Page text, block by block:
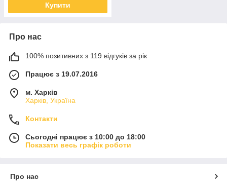
Купити
Про нас
100% позитивних з 119 відгуків за рік
Працює з 19.07.2016
м. Харків
Харків, Україна
Контакти
Сьогодні працює з 10:00 до 18:00
Показати весь графік роботи
Про нас